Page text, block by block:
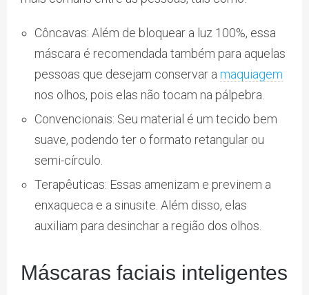
Côncavas: Além de bloquear a luz 100%, essa
máscara é recomendada também para aquelas
pessoas que desejam conservar a maquiagem
nos olhos, pois elas não tocam na pálpebra.
Convencionais: Seu material é um tecido bem
suave, podendo ter o formato retangular ou
semi-círculo.
Terapêuticas: Essas amenizam e previnem a
enxaqueca e a sinusite. Além disso, elas
auxiliam para desinchar a região dos olhos.
Máscaras faciais inteligentes